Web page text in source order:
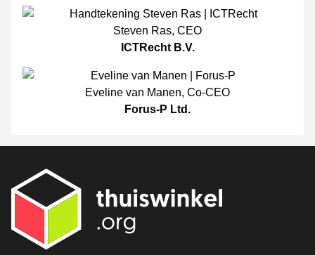
Steven Ras, CEO
ICTRecht B.V.
Eveline van Manen, Co-CEO
Forus-P Ltd.